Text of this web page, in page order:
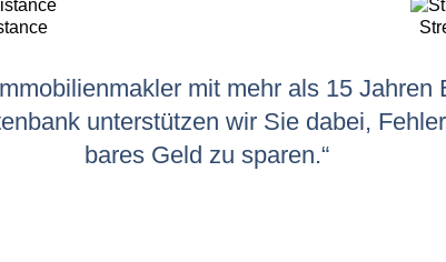
mit mehr als 15 Jahren
unterstützen wir Sie dabei,
bares Geld zu sparen.“